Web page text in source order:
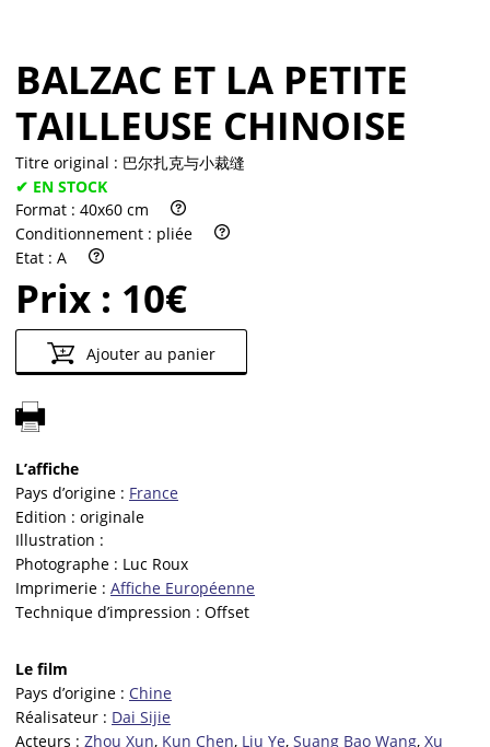
BALZAC ET LA PETITE
TAILLEUSE CHINOISE
Titre original : 巴尔扎克与小裁缝
✔ EN STOCK
Format : 40x60 cm
Conditionnement : pliée
Etat : A
Prix : 10€
Ajouter au panier
L’affiche
Pays d’origine : France
Edition : originale
Illustration :
Photographe : Luc Roux
Imprimerie : Affiche Européenne
Technique d’impression : Offset
Le film
Pays d’origine : Chine
Réalisateur : Dai Sijie
Acteurs : Zhou Xun, Kun Chen, Liu Ye, Suang Bao Wang, Xu